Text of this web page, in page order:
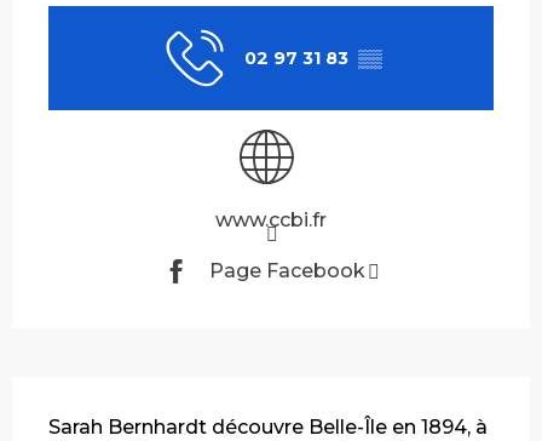
02 97 31 83 ▒▒
www.ccbi.fr
Page Facebook
Sarah Bernhardt découvre Belle-Île en 1894, à